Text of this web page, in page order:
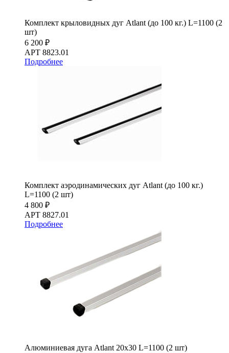
Комплект крыловидных дуг Atlant (до 100 кг.) L=1100 (2
шт)
6 200 ₽
АРТ 8823.01
Подробнее
Комплект аэродинамических дуг Atlant (до 100 кг.)
L=1100 (2 шт)
4 800 ₽
АРТ 8827.01
Подробнее
Алюминиевая дуга Atlant 20х30 L=1100 (2 шт)